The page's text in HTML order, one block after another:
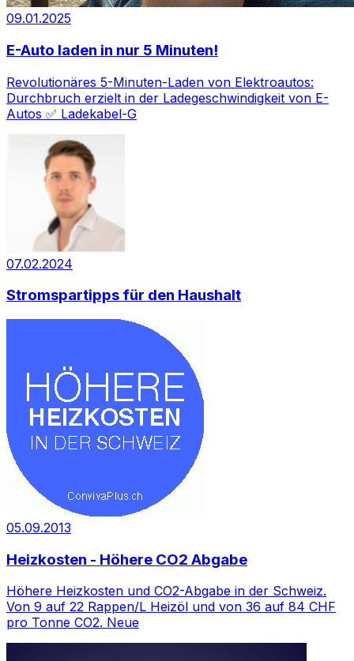
09.01.2025
E-Auto laden in nur 5 Minuten!
Revolutionäres 5-Minuten-Laden von Elektroautos:
Durchbruch erzielt in der Ladegeschwindigkeit von E-
Autos ✅ Ladekabel-G
07.02.2024
Stromspartipps für den Haushalt
05.09.2013
Heizkosten - Höhere CO2 Abgabe
Höhere Heizkosten und CO2-Abgabe in der Schweiz.
Von 9 auf 22 Rappen/L Heizöl und von 36 auf 84 CHF
pro Tonne CO2. Neue